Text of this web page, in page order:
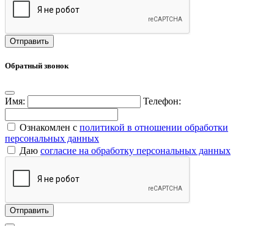
Обратный звонок
Имя: Телефон:
Ознакомлен с политикой в отношении обработки
персональных данных
Даю согласие на обработку персональных данных